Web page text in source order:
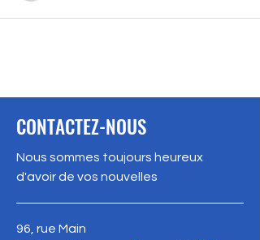
CONTACTEZ-NOUS
Nous sommes toujours heureux
d'avoir de vos nouvelles
96, rue Main